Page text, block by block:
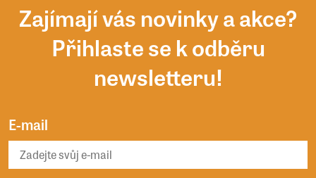
Zajímají vás novinky a akce?
Přihlaste se k odběru
newsletteru!
E-mail